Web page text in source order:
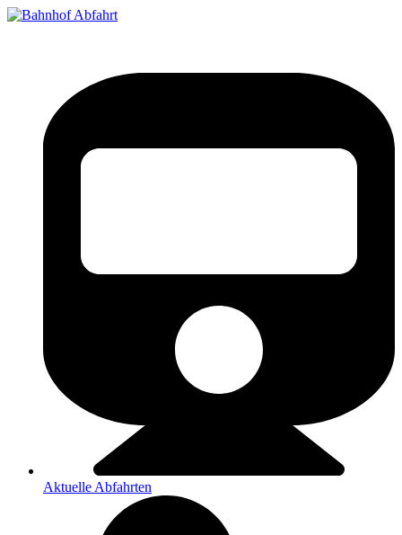
Aktuelle Abfahrten